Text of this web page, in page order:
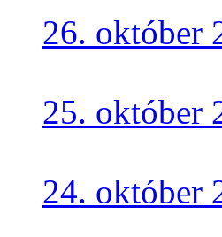
26. október
25. október
24. október